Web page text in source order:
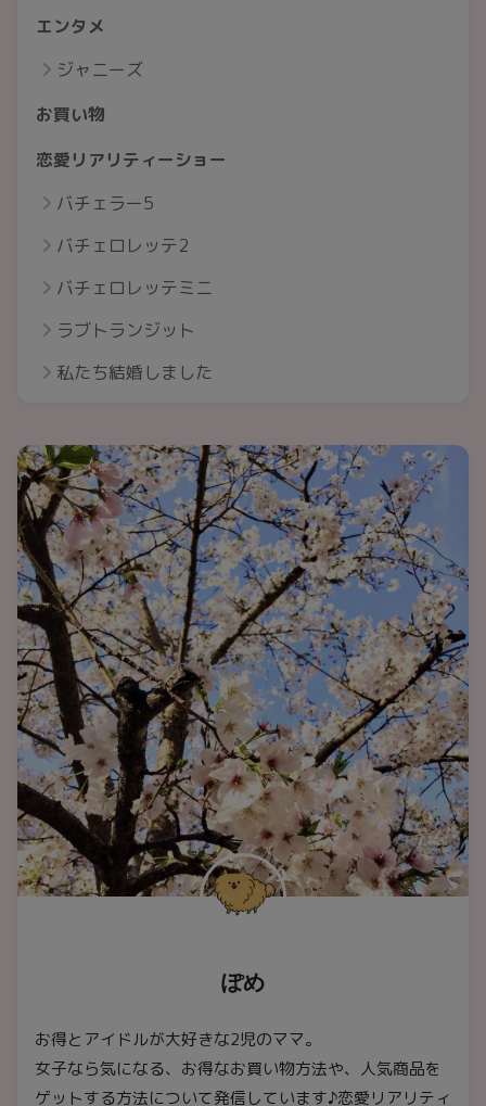
エンタメ
ジャニーズ
お買い物
恋愛リアリティーショー
バチェラー5
バチェロレッテ2
バチェロレッテミニ
ラブトランジット
私たち結婚しました
ぽめ
お得とアイドルが大好きな2児のママ。
女子なら気になる、お得なお買い物方法や、人気商品を
ゲットする方法について発信しています♪恋愛リアリティ